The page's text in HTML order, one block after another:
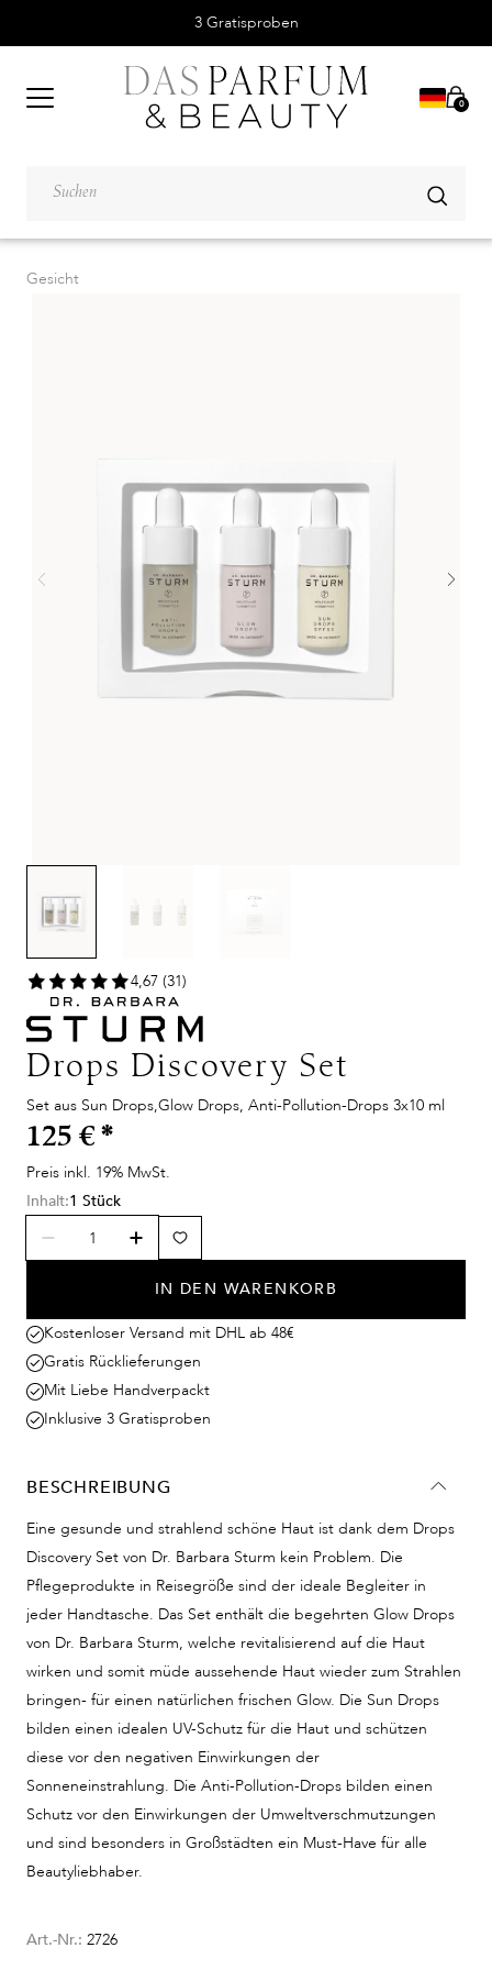
3 Gratisproben
0
Gesicht
4,67 (31)
Drops Discovery Set
Set aus Sun Drops,Glow Drops, Anti-Pollution-Drops 3x10 ml
125 € *
Preis inkl. 19% MwSt.
Inhalt:1 Stück
IN DEN WARENKORB
Kostenloser Versand mit DHL ab 48€
Gratis Rücklieferungen
Mit Liebe Handverpackt
Inklusive 3 Gratisproben
BESCHREIBUNG
Eine gesunde und strahlend schöne Haut ist dank dem Drops
Discovery Set von Dr. Barbara Sturm kein Problem. Die
Pflegeprodukte in Reisegröße sind der ideale Begleiter in
jeder Handtasche. Das Set enthält die begehrten Glow Drops
von Dr. Barbara Sturm, welche revitalisierend auf die Haut
wirken und somit müde aussehende Haut wieder zum Strahlen
bringen- für einen natürlichen frischen Glow. Die Sun Drops
bilden einen idealen UV-Schutz für die Haut und schützen
diese vor den negativen Einwirkungen der
Sonneneinstrahlung. Die Anti-Pollution-Drops bilden einen
Schutz vor den Einwirkungen der Umweltverschmutzungen
und sind besonders in Großstädten ein Must-Have für alle
Beautyliebhaber.
Art.-Nr.: 2726